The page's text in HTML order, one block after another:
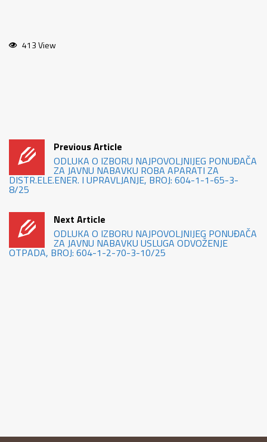
413 View
Previous Article
ODLUKA O IZBORU NAJPOVOLJNIJEG PONUĐAČA
ZA JAVNU NABAVKU ROBA APARATI ZA
DISTR.ELE.ENER. I UPRAVLJANJE, BROJ: 604-1-1-65-3-
8/25
Next Article
ODLUKA O IZBORU NAJPOVOLJNIJEG PONUĐAČA
ZA JAVNU NABAVKU USLUGA ODVOŽENJE
OTPADA, BROJ: 604-1-2-70-3-10/25